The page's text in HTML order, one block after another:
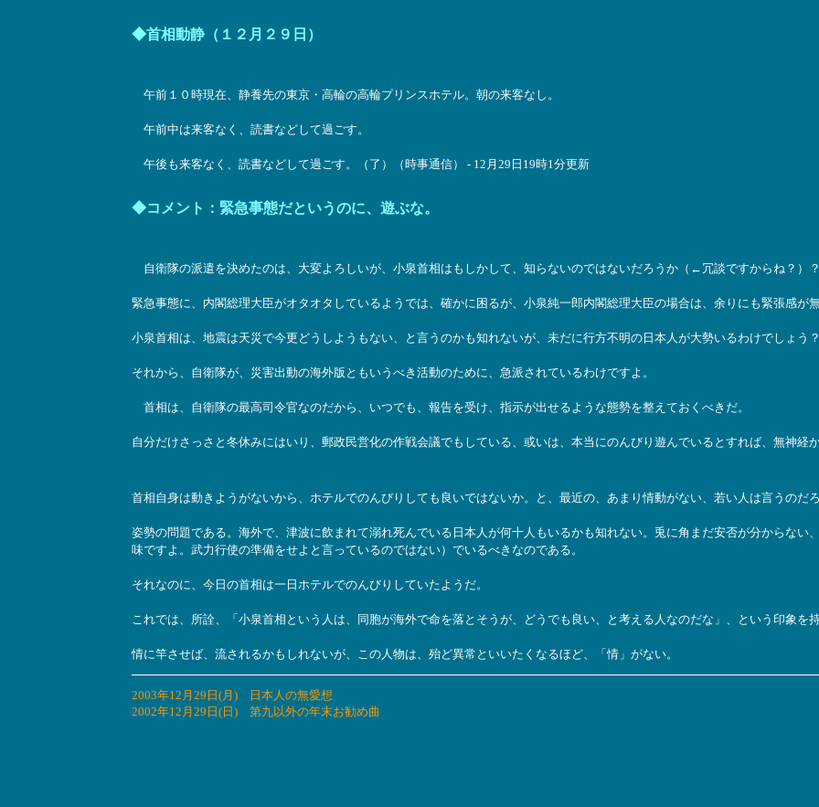
◆首相動静（１２月２９日）
午前１０時現在、静養先の東京・高輪の高輪プリンスホテル。朝の来客なし。
午前中は来客なく、読書などして過ごす。
午後も来客なく、読書などして過ごす。（了）（時事通信） - 12月29日19時1分更新
◆コメント：緊急事態だというのに、遊ぶな。
自衛隊の派遣を決めたのは、大変よろしいが、小泉首相はもしかして、知らないのではないだろうか（←冗談ですからね？）？
緊急事態に、内閣総理大臣がオタオタしているようでは、確かに困るが、小泉純一郎内閣総理大臣の場合は、余りにも緊張感が無
小泉首相は、地震は天災で今更どうしようもない、と言うのかも知れないが、未だに行方不明の日本人が大勢いるわけでしょう？
それから、自衛隊が、災害出動の海外版ともいうべき活動のために、急派されているわけですよ。
首相は、自衛隊の最高司令官なのだから、いつでも、報告を受け、指示が出せるような態勢を整えておくべきだ。
自分だけさっさと冬休みにはいり、郵政民営化の作戦会議でもしている、或いは、本当にのんびり遊んでいるとすれば、無神経
首相自身は動きようがないから、ホテルでのんびりしても良いではないか。と、最近の、あまり情動がない、若い人は言うのだ
姿勢の問題である。海外で、津波に飲まれて溺れ死んでいる日本人が何十人もいるかも知れない。兎に角まだ安否が分からない
味ですよ。武力行使の準備をせよと言っているのではない）でいるべきなのである。
それなのに、今日の首相は一日ホテルでのんびりしていたようだ。
これでは、所詮、「小泉首相という人は、同胞が海外で命を落とそうが、どうでも良い、と考える人なのだな」、という印象を
情に竿させば、流されるかもしれないが、この人物は、殆ど異常といいたくなるほど、「情」がない。
2003年12月29日(月) 日本人の無愛想
2002年12月29日(日) 第九以外の年末お勧め曲